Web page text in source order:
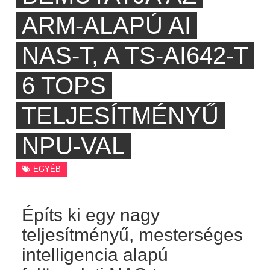
ARM-ALAPÚ AI
NAS-T, A TS-AI642-T
6 TOPS
TELJESÍTMÉNYŰ
NPU-VAL
EGYÉB
Építs ki egy nagy
teljesítményű, mesterséges
intelligencia alapú